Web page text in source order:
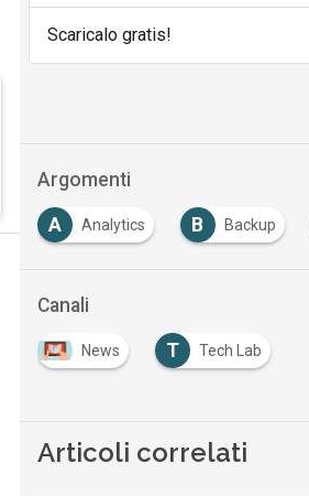
Scaricalo gratis!
Argomenti
A Analytics B Backup
Canali
News T Tech Lab
Articoli correlati